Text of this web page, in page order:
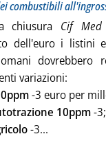
combustibili
chiusura Cif Med
dell'euro i listini
dovrebbero
variazioni:
-3 euro per
10ppm-3;
-3...